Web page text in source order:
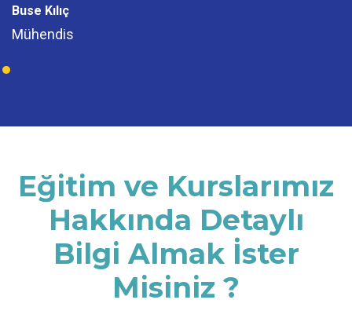
Buse Kılıç
Mühendis
Eğitim ve Kurslarımız
Hakkında Detaylı
Bilgi Almak İster
Misiniz ?